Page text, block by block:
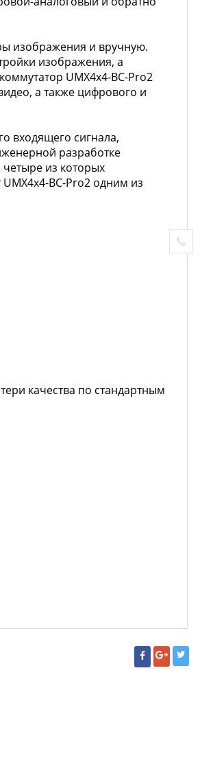
изображения и вручную.
изображения, а
UMX4x4-BC-Pro2
а также цифрового и
входящего сигнала,
разработке
из которых
BC-Pro2 одним из
качества по стандартным